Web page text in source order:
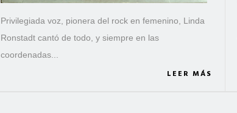
Privilegiada voz, pionera del rock en femenino, Linda
Ronstadt cantó de todo, y siempre en las
coordenadas...
LEER MÁS